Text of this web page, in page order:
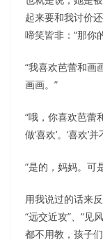
起来要和我讨价
啼笑皆非：“那你
“我喜欢芭蕾和画
画画。”
“哦，你喜欢芭蕾
做‘喜欢’。‘喜欢’
“是的，妈妈。可
用我说过的话来
“远交近攻”、“见
都不用教，孩子